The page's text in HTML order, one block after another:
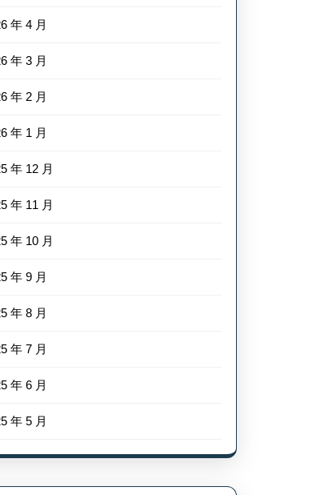
年 4 月
年 3 月
年 2 月
年 1 月
年 12 月
年 11 月
年 10 月
年 9 月
年 8 月
年 7 月
年 6 月
年 5 月